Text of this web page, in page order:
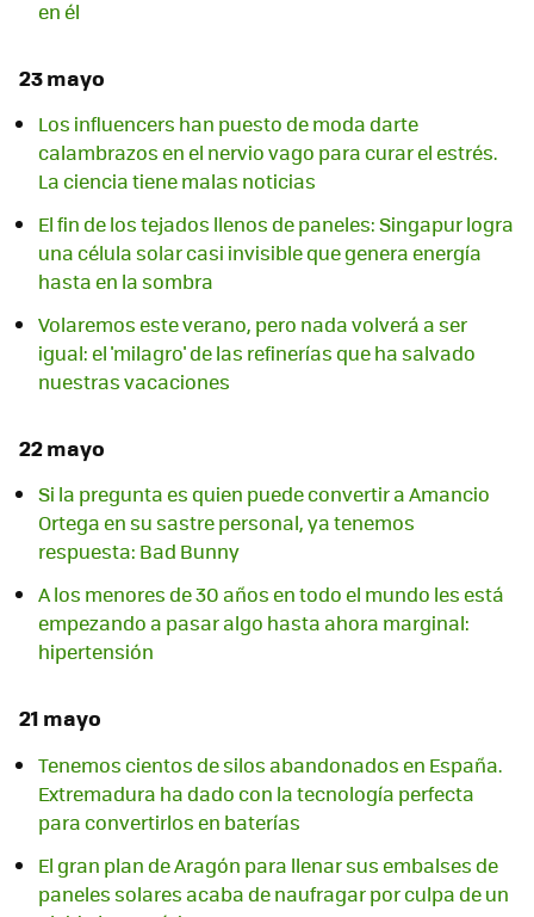
en él
23 mayo
Los influencers han puesto de moda darte
calambrazos en el nervio vago para curar el estrés.
La ciencia tiene malas noticias
El fin de los tejados llenos de paneles: Singapur logra
una célula solar casi invisible que genera energía
hasta en la sombra
Volaremos este verano, pero nada volverá a ser
igual: el 'milagro' de las refinerías que ha salvado
nuestras vacaciones
22 mayo
Si la pregunta es quien puede convertir a Amancio
Ortega en su sastre personal, ya tenemos
respuesta: Bad Bunny
A los menores de 30 años en todo el mundo les está
empezando a pasar algo hasta ahora marginal:
hipertensión
21 mayo
Tenemos cientos de silos abandonados en España.
Extremadura ha dado con la tecnología perfecta
para convertirlos en baterías
El gran plan de Aragón para llenar sus embalses de
paneles solares acaba de naufragar por culpa de un